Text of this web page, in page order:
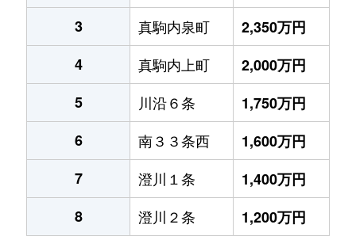
3
真駒内泉町
2,350万円
4
真駒内上町
2,000万円
5
川沿６条
1,750万円
6
南３３条西
1,600万円
7
澄川１条
1,400万円
8
澄川２条
1,200万円